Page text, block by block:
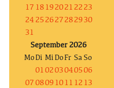
17 18 192021 22 23
24 25 2627 282930
31
September 2026
MoDi Mi DoFr Sa So
010203040506
07 0809 10 11 12 13